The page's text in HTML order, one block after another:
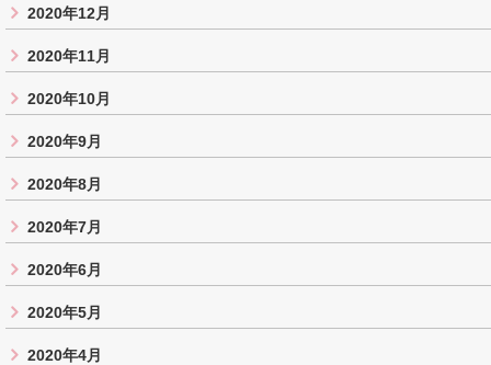
2020年12月
2020年11月
2020年10月
2020年9月
2020年8月
2020年7月
2020年6月
2020年5月
2020年4月